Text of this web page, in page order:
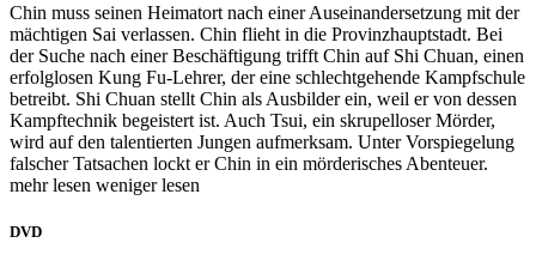
Chin muss seinen Heimatort nach einer Auseinandersetzung mit der
mächtigen Sai verlassen. Chin flieht in die Provinzhauptstadt. Bei
der Suche nach einer Beschäftigung trifft Chin auf Shi Chuan, einen
erfolglosen Kung Fu-Lehrer, der eine schlechtgehende Kampfschule
betreibt. Shi Chuan stellt Chin als Ausbilder ein, weil er von dessen
Kampftechnik begeistert ist. Auch Tsui, ein skrupelloser Mörder,
wird auf den talentierten Jungen aufmerksam. Unter Vorspiegelung
falscher Tatsachen lockt er Chin in ein mörderisches Abenteuer.
mehr lesen weniger lesen
DVD